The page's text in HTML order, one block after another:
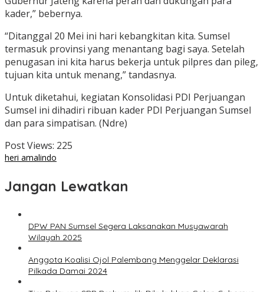
kader,” bebernya.
“Ditanggal 20 Mei ini hari kebangkitan kita. Sumsel
termasuk provinsi yang menantang bagi saya. Setelah
penugasan ini kita harus bekerja untuk pilpres dan pileg,
tujuan kita untuk menang,” tandasnya.
Untuk diketahui, kegiatan Konsolidasi PDI Perjuangan
Sumsel ini dihadiri ribuan kader PDI Perjuangan Sumsel
dan para simpatisan. (Ndre)
Post Views: 225
heri amalindo
Jangan Lewatkan
DPW PAN Sumsel Segera Laksanakan Musyawarah
Wilayah 2025
Anggota Koalisi Ojol Palembang Menggelar Deklarasi
Pilkada Damai 2024